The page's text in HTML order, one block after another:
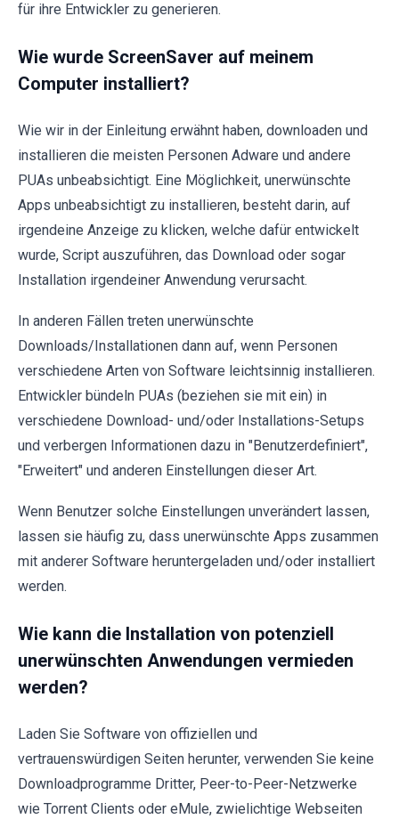
für ihre Entwickler zu generieren.
Wie wurde ScreenSaver auf meinem
Computer installiert?
Wie wir in der Einleitung erwähnt haben, downloaden und
installieren die meisten Personen Adware und andere
PUAs unbeabsichtigt. Eine Möglichkeit, unerwünschte
Apps unbeabsichtigt zu installieren, besteht darin, auf
irgendeine Anzeige zu klicken, welche dafür entwickelt
wurde, Script auszuführen, das Download oder sogar
Installation irgendeiner Anwendung verursacht.
In anderen Fällen treten unerwünschte
Downloads/Installationen dann auf, wenn Personen
verschiedene Arten von Software leichtsinnig installieren.
Entwickler bündeln PUAs (beziehen sie mit ein) in
verschiedene Download- und/oder Installations-Setups
und verbergen Informationen dazu in "Benutzerdefiniert",
"Erweitert" und anderen Einstellungen dieser Art.
Wenn Benutzer solche Einstellungen unverändert lassen,
lassen sie häufig zu, dass unerwünschte Apps zusammen
mit anderer Software heruntergeladen und/oder installiert
werden.
Wie kann die Installation von potenziell
unerwünschten Anwendungen vermieden
werden?
Laden Sie Software von offiziellen und
vertrauenswürdigen Seiten herunter, verwenden Sie keine
Downloadprogramme Dritter, Peer-to-Peer-Netzwerke
wie Torrent Clients oder eMule, zwielichtige Webseiten